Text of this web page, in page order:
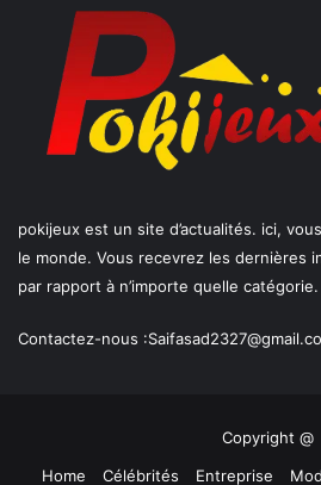
pokijeux est un site d’actualités. ici,
le monde. Vous recevrez les dernières
par rapport à n’importe quelle catégorie.
Contactez-nous :
Copyright @
Home
Célébrités Entreprise